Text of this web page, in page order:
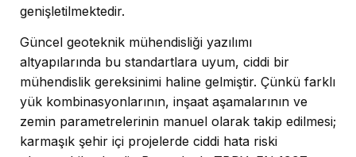
genişletilmektedir.
Güncel geoteknik mühendisliği yazılımı
altyapılarında bu standartlara uyum, ciddi bir
mühendislik gereksinimi haline gelmiştir. Çünkü farklı
yük kombinasyonlarının, inşaat aşamalarının ve
zemin parametrelerinin manuel olarak takip edilmesi;
karmaşık şehir içi projelerde ciddi hata riski